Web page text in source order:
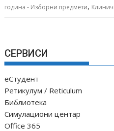
година - Изборни предмети,
СЕРВИСИ
еСтудент
Ретикулум / Reticulum
Библиотека
Симулациони центар
Office 365